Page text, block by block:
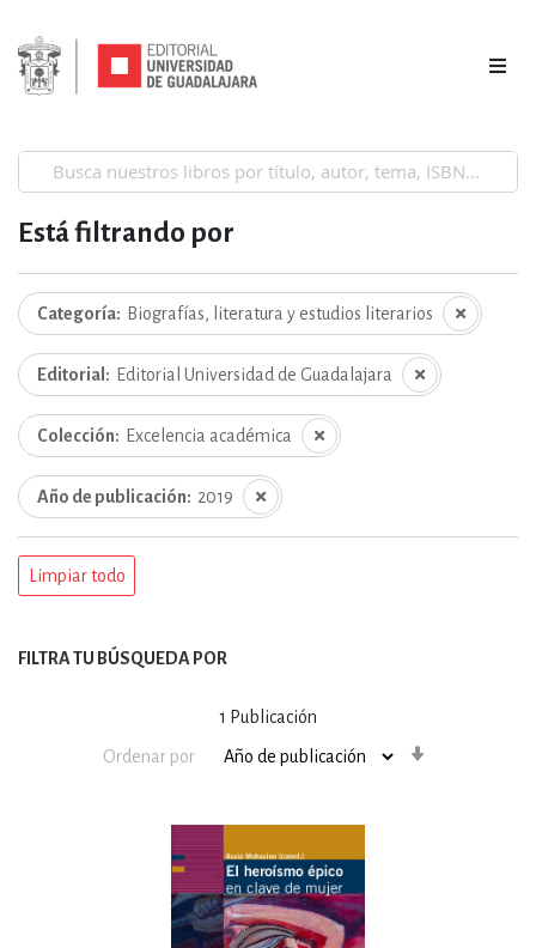
1 Publicación
Ordenar por
Está filtrando por
Categoría Biografías, literatura y estudios literarios
Editorial Editorial Universidad de Guadalajara
Colección Excelencia académica
Año de publicación 2019
Limpiar todo
FILTRA TU BÚSQUEDA POR